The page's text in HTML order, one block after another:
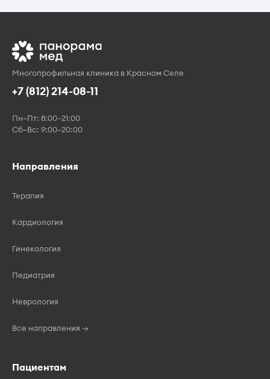
Многопрофильная клиника в Красном Селе
+7 (812) 214-08-11
Пн–Пт: 8:00–21:00
Сб–Вс: 9:00–20:00
Направления
Терапия
Кардиология
Гинекология
Педиатрия
Неврология
Все направления →
Пациентам